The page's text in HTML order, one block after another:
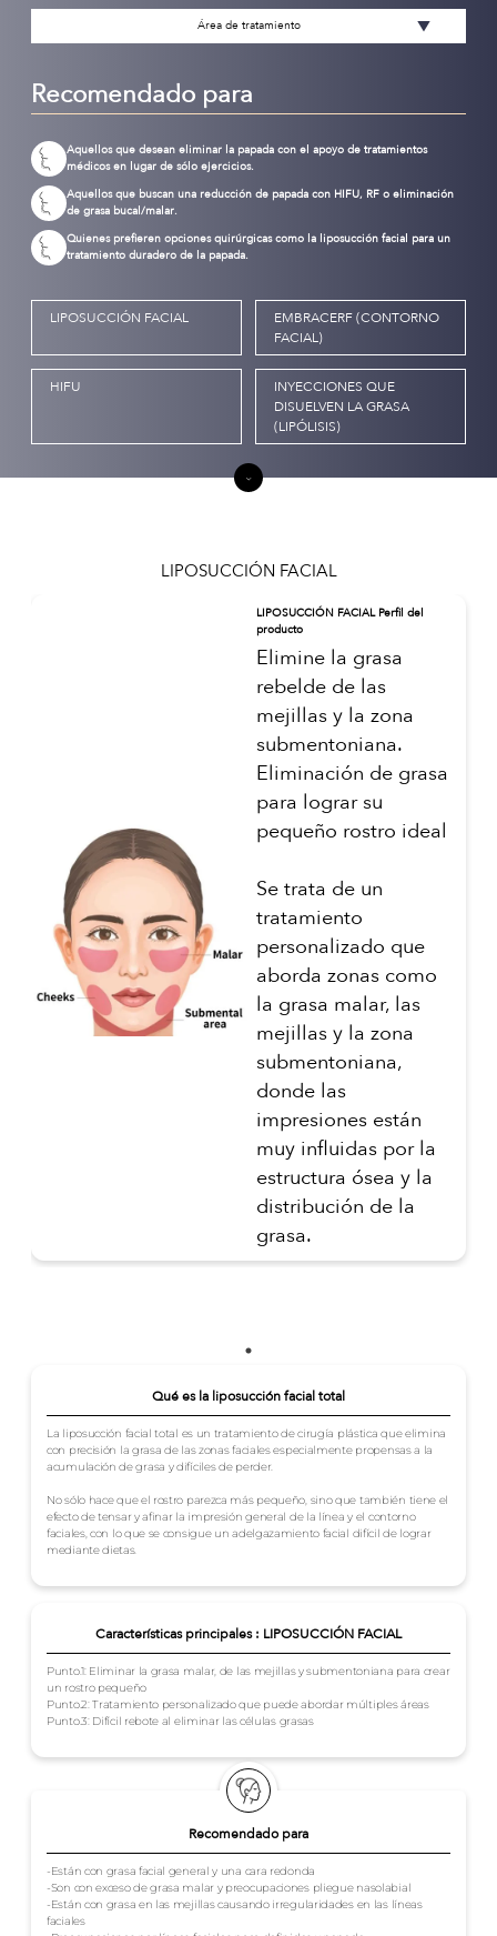
Área de tratamiento
Recomendado para
Aquellos que desean eliminar la papada con el apoyo de tratamientos
médicos en lugar de sólo ejercicios.
Aquellos que buscan una reducción de papada con HIFU, RF o eliminación
de grasa bucal/malar.
Quienes prefieren opciones quirúrgicas como la liposucción facial para un
tratamiento duradero de la papada.
LIPOSUCCIÓN FACIAL
EMBRACERF (CONTORNO
FACIAL)
HIFU
INYECCIONES QUE
DISUELVEN LA GRASA
(LIPÓLISIS)
LIPOSUCCIÓN FACIAL
LIPOSUCCIÓN FACIAL Perfil del
producto
Elimine la grasa
rebelde de las
mejillas y la zona
submentoniana.
Eliminación de grasa
para lograr su
pequeño rostro ideal
Se trata de un
tratamiento
personalizado que
aborda zonas como
la grasa malar, las
mejillas y la zona
submentoniana,
donde las
impresiones están
muy influidas por la
estructura ósea y la
distribución de la
grasa.
Recomendado para
-Están con grasa facial general y una cara redonda
-Son con exceso de grasa malar y preocupaciones pliegue nasolabial
-Están con grasa en las mejillas causando irregularidades en las líneas
faciales
Qué es la liposucción facial total
La liposucción facial total es un tratamiento de cirugía plástica que elimina
con precisión la grasa de las zonas faciales especialmente propensas a la
acumulación de grasa y difíciles de perder.
No sólo hace que el rostro parezca más pequeño, sino que también tiene el
efecto de tensar y afinar la impresión general de la línea y el contorno
faciales, con lo que se consigue un adelgazamiento facial difícil de lograr
mediante dietas.
Características principales : LIPOSUCCIÓN FACIAL
Punto.1: Eliminar la grasa malar, de las mejillas y submentoniana para crear
un rostro pequeño
Punto.2: Tratamiento personalizado que puede abordar múltiples áreas
Punto.3: Difícil rebote al eliminar las células grasas